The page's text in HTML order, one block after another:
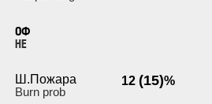
ОФ
HE
Ш.Пожара
Burn prob
12 (15)%